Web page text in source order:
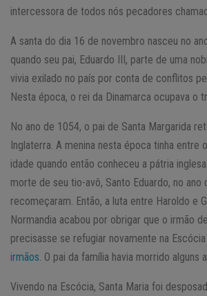
intercessora de todos nós pecadores
A santa do dia 16 de novembro nasceu no
quando seu pai, Eduardo III, parte de uma
vivia exilado no país por conta de conflitos
Nesta época, o rei da Dinamarca ocupava o
No ano de 1054, o pai de Santa Margarida
Inglaterra. A menina nesta época tinha entre
idade quando então conheceu a pátria
morte de seu tio-avô, Santo Eduardo, no
recomeçaram. Então, a luta entre Haroldo e
Normandia acabou por obrigar que o irmão
precisasse se refugiar novamente na
irmãos . O pai da família havia morrido alguns
Vivendo na Escócia, Santa Maria foi